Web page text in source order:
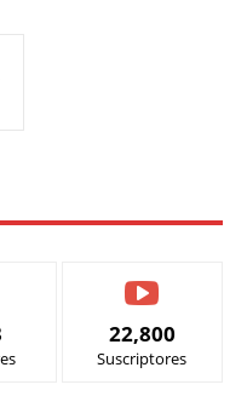
22,800
Suscriptores